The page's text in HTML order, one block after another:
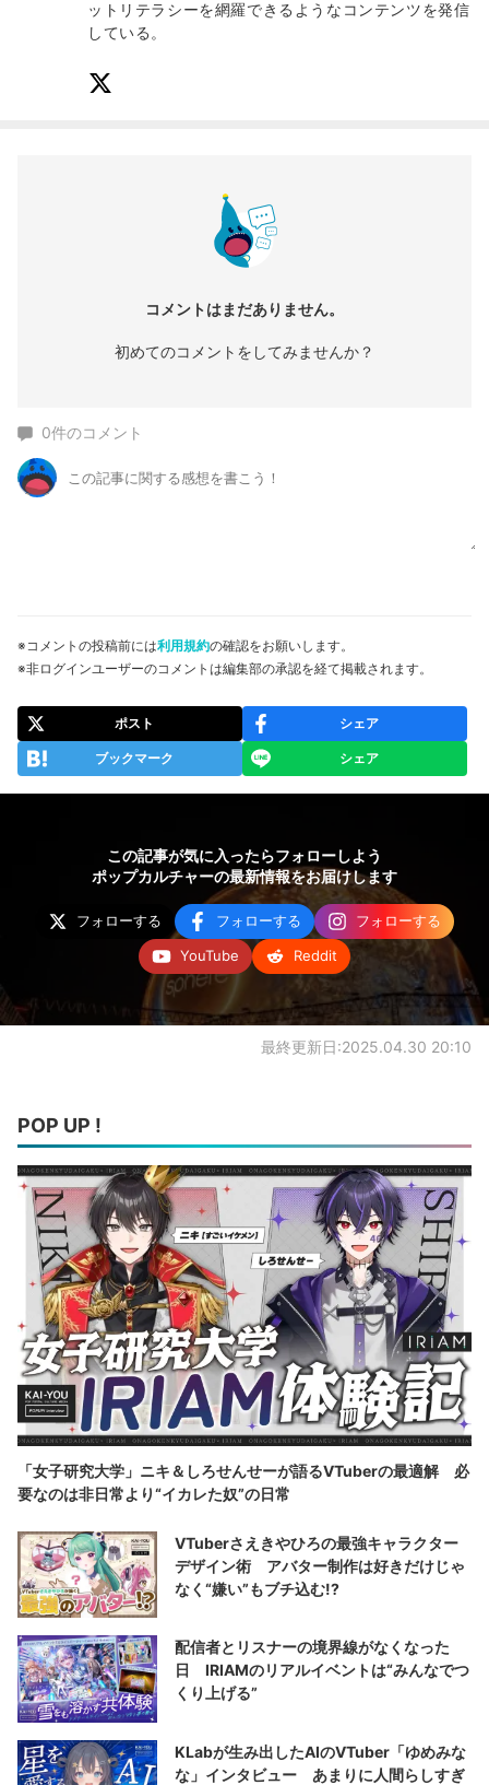
ットリテラシーを網羅できるようなコンテンツを発信
している。
コメントはまだありません。
初めてのコメントをしてみませんか？
0件のコメント
※コメントの投稿前には利用規約の確認をお願いします。
※非ログインユーザーのコメントは編集部の承認を経て掲載されます。
ポスト シェア
ブックマーク シェア
この記事が気に入ったらフォローしよう
ポップカルチャーの最新情報をお届けします
フォローする フォローする
フォローする
YouTube
Reddit
最終更新日:2025.04.30 20:10
POP UP !
「女子研究大学」ニキ＆しろせんせーが語るVTuberの最適解 必
要なのは非日常より“イカレた奴”の日常
VTuberさえきやひろの最強キャラクター
デザイン術 アバター制作は好きだけじゃ
なく“嫌い”もブチ込む!?
配信者とリスナーの境界線がなくなった
日 IRIAMのリアルイベントは“みんなでつ
くり上げる”
KLabが生み出したAIのVTuber「ゆめみな
な」インタビュー あまりに人間らしすぎ